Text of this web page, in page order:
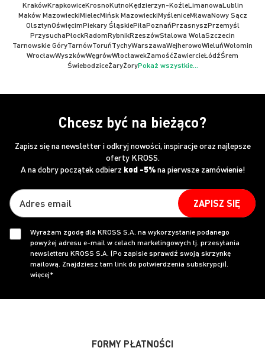
KrakówKrapkowiceKrosnoKutnoKędzierzyn-KoźleLimanowaLublin
Maków MazowieckiMielecMińsk MazowieckiMyśleniceMławaNowy Sącz
OlsztynOświęcimPiekary ŚląskiePiłaPoznańPrzasnyszPrzemyśl
PrzysuchaPłockRadomRybnikRzeszówStalowa WolaSzczecin
Tarnowskie GóryTarnówToruńTychyWarszawaWejherowoWieluńWołomin
WrocławWyszkówWęgrówWłocławekZamośćZawiercieŁódźŚrem
ŚwiebodziceŻaryŻoryPokaż wszystkie...
Chcesz być na bieżąco?
Zapisz się na newsletter i odkryj nowości, inspiracje oraz najlepsze
oferty KROSS.
A na dobry początek odbierz kod -5%na pierwsze zamówienie!
ZAPISZ SIĘ
Wyrażam zgodę dla KROSS S.A. na wykorzystanie podanego
powyżej adresu e-mail w celach marketingowych tj. przesyłania
newsletteru KROSS S.A. (Po zapisie sprawdź swoją skrzynkę
mailową. Znajdziesz tam link do potwierdzenia subskrypcji).
więcej*
FORMY PŁATNOŚCI